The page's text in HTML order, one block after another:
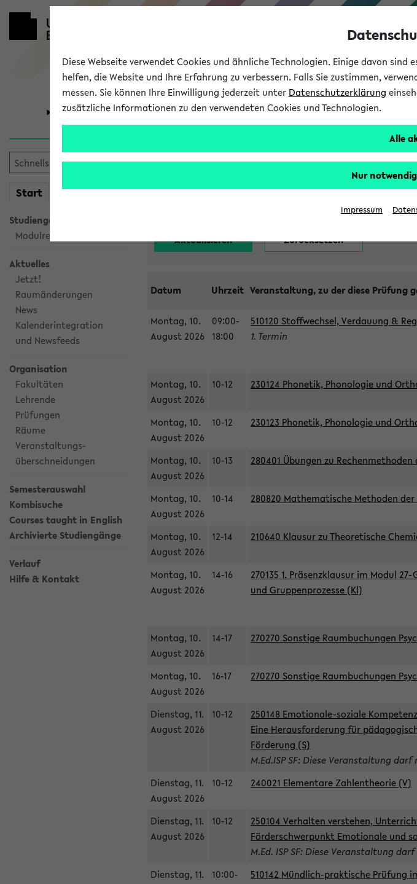
Universität Forschung Studium
Start meineKVV
Studiengangsauswahl
Modulrecherche
Aktuelles
Jetzt!
Raumänderungen
News
Kalenderintegration
und Newsfeeds
Organisation
Fakultäten
Lehrende
Prüfungen
Räume
Veranstaltungs-
überschneidungen
Semesterauswahl
Kombisuche
Courses taught in English
Archivierte Studiengänge
Verlauf
Hilfe & Kontakt
Alle noch stattfindenden
Datum Uhrzeit Veranstaltung, zu der diese Prüfung
Montag, 10.
August 2026
09:00-
18:00
510120 Stoffwechsel, Verdauung &
1. Termin
Montag, 10.
August 2026
10-12 230124 Phonetik, Phonologie und
Montag, 10.
August 2026
10-12 230123 Phonetik, Phonologie und
Montag, 10.
August 2026
10-13 280401 Übungen zu Rechenmethoden
Montag, 10.
August 2026
10-14 280820 Mathematische Methoden der
Montag, 10.
August 2026
12-14 210640 Klausur zu Theoretische
Montag, 10.
August 2026
14-16
270135 1. Präsenzklausur im Modul
und Gruppenprozesse (Kl)
Montag, 10.
August 2026
14-17 270270 Sonstige Raumbuchungen
Montag, 10.
August 2026
16-17 270270 Sonstige Raumbuchungen
Dienstag, 11.
August 2026
10-12
250148 Emotionale-soziale
Eine Herausforderung für
Förderung (S)
M.Ed.ISP SF: Diese Veranstaltung
Dienstag, 11.
August 2026
10-12 240021 Elementare Zahlentheorie (V)
Dienstag, 11.
August 2026
10-12
250104 Verhalten verstehen,
Förderschwerpunkt Emotionale und
M.Ed. ISP SF: Diese Veranstaltung
Dienstag, 11.
10:00-
510142 Mündlich-praktische Prüfung
Diese Webseite verwendet Cookies und ähnliche Technologien. Einige davon
helfen, die Website und Ihre Erfahrung zu verbessern. Falls Sie zustimmen,
messen. Sie können Ihre Einwilligung jederzeit unter Datenschutzerklärung
zusätzliche Informationen zu den verwendeten Cookies und Technologien.
Alle
Nur
Impressum